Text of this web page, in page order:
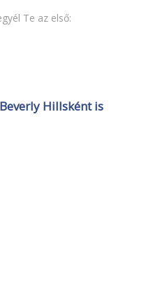
Te az első:
Hillsként is